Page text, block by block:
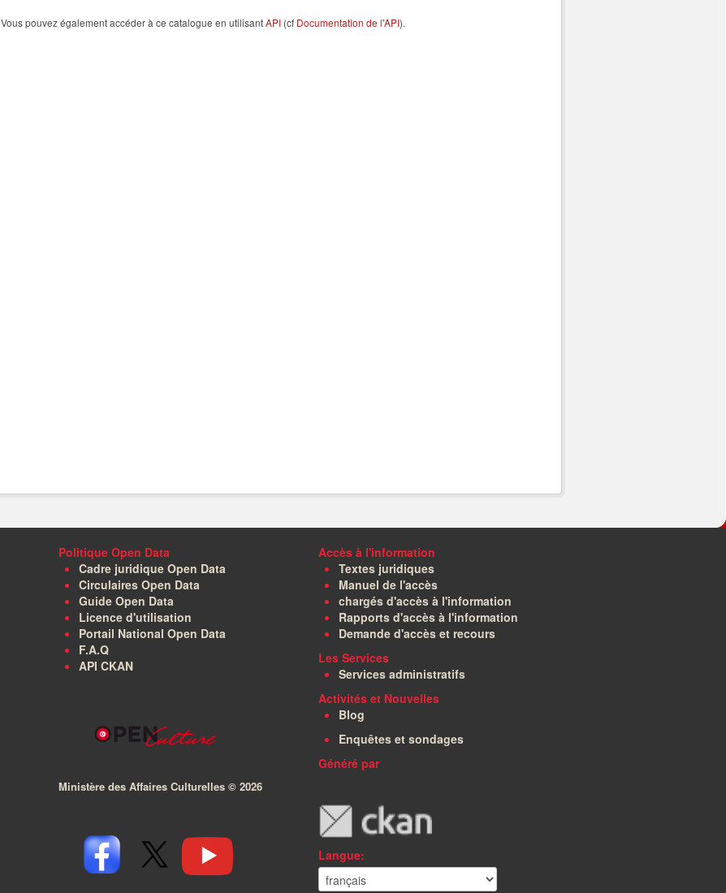
Vous pouvez également accéder à ce catalogue en utilisantAPI (cf Documentation de l'API).
Politique Open Data
Cadre juridique Open Data
Circulaires Open Data
Guide Open Data
Licence d'utilisation
Portail National Open Data
F.A.Q
API CKAN
Ministère des Affaires Culturelles © 2026
Accès à l'information
Textes juridiques
Manuel de l'accès
chargés d'accès à l'information
Rapports d'accès à l'information
Demande d'accès et recours
Les Services
Services administratifs
Activités et Nouvelles
Blog
Enquêtes et sondages
Généré par
Langue